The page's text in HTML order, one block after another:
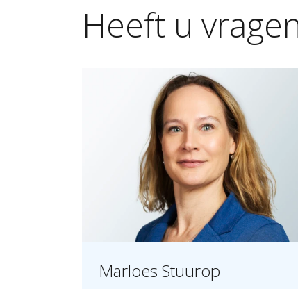
Heeft u
Marloes Stuurop